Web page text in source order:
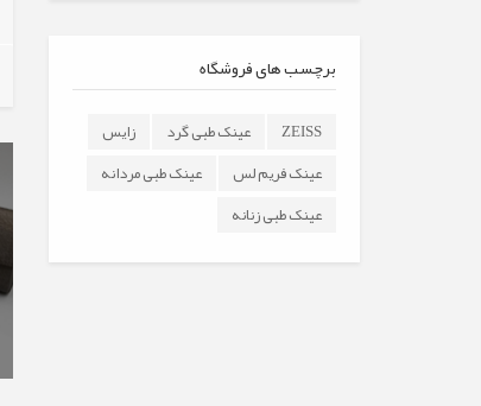
برچسب های فروشگاه
ZEISS عینک طبی گرد
زایس
عینک فریم لس
عینک طبی مردانه
عینک طبی زنانه